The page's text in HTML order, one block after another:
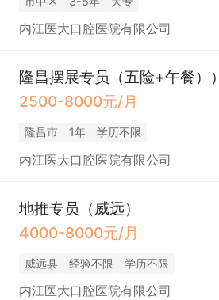
内江医大口腔医院有限公司
隆昌摆展专员（五险+午餐））
2500-8000元/月
隆昌市 1年 学历不限
内江医大口腔医院有限公司
地推专员（威远）
4000-8000元/月
威远县 经验不限 学历不限
内江医大口腔医院有限公司